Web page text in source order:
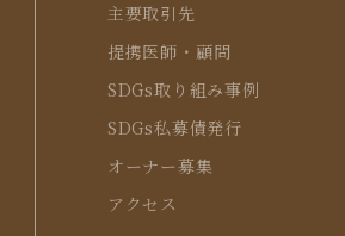
主要取引先
提携医師・顧問
SDGs取り組み事例
SDGs私募債発行
オーナー募集
アクセス